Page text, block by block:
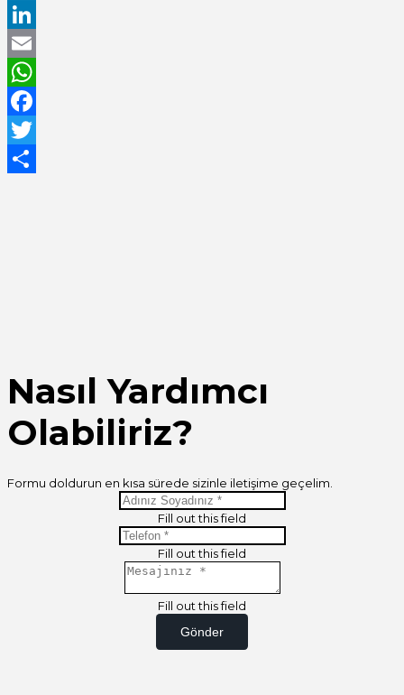
LinkedIn
Email
WhatsApp
Facebook
Twitter
Nasıl Yardımcı
Olabiliriz?
Formu doldurun en kısa sürede sizinle iletişime geçelim.
Fill out this field
Fill out this field
Fill out this field
Gönder